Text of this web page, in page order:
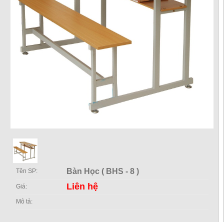
Tên SP: Bàn Học ( BHS - 8 )
Giá: Liên hệ
Mô tả: